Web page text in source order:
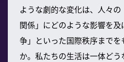
ような劇的な変化は、人々
関係」にどのような影響を
争」といった国際秩序までを
か。私たちの生活は一体ど